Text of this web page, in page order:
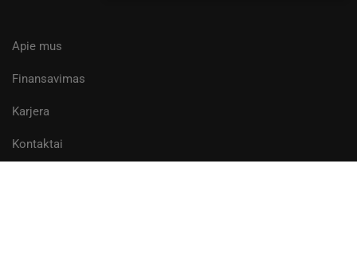
Apie mus
Finansavimas
Karjera
Kontaktai